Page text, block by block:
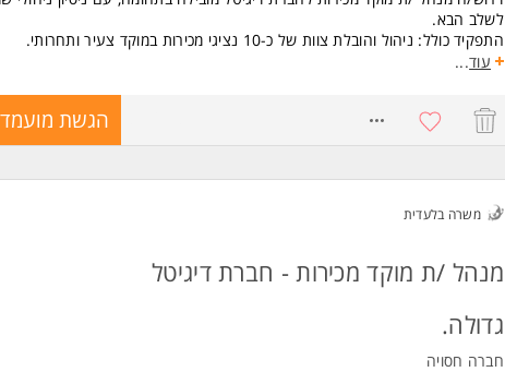
לשלב הבא.
התפקיד כולל: ניהול והובלת צוות של כ-10 נציגי מכירות במוקד צעיר ותחרותי.
אחריות על עמידה ביעדי מכירות והגדלת מחזורי מכירה (עסקאות סביב 10K ומעלה).
פיתוח תרבות עבודה דינמית, ממוקדת תוצאות ובעלת אנרגיה גבוהה.
דרישות:
יכולת הובלה, מוטיבציה גבוהה ואמביציה להתקדם לתפקיד ניהולי בכיר יותר.
חשיבה תחרותית, יכולת הנעת עובדים ואהבה לעולם הדיגיטל.
ניסיון במכירות טלפוניות - חובה
תואר ראשון רלוונטי - יתרון
ניסיון במכירות או שימור במגזר העסקי - יתרון. המשרה מיועדת לנשים ולגברים
עוד...
הגשת
משרה בלעדית
מנהל /ת מוקד מכירות - חברת דיגיטל
גדולה.
חברה חסויה